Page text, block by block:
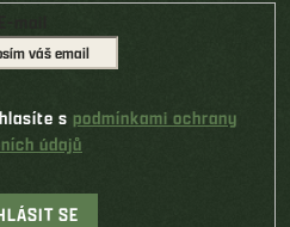
s podmínkami ochrany
údajů
SE